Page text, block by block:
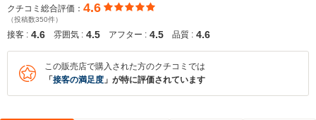
クチコミ総合評価： 4.6
（投稿数350件）
接客 : 4.6 雰囲気 : 4.5 アフター : 4.5 品質 : 4.6
この販売店で購入された方のクチコミでは
「 接客の満足度 」が特に評価されています